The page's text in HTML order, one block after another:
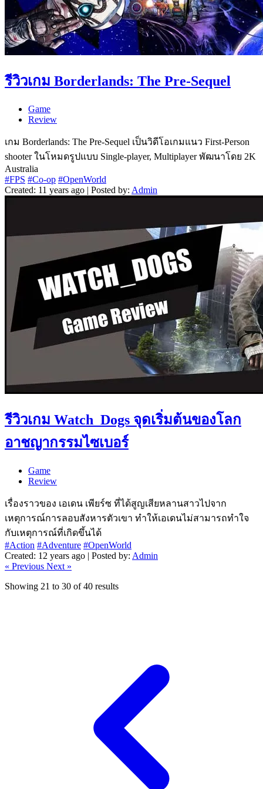
รีวิวเกม Borderlands: The Pre-Sequel
Game
Review
เกม Borderlands: The Pre-Sequel เป็นวิดีโอเกมแนว First-Person
shooter ในโหมดรูปแบบ Single-player, Multiplayer พัฒนาโดย 2K
Australia
#FPS #Co-op #OpenWorld
Created: 11 years ago | Posted by: Admin
รีวิวเกม Watch_Dogs จุดเริ่มต้นของโลก
อาชญากรรมไซเบอร์
Game
Review
เรื่องราวของ เอเดน เพียร์ซ ที่ได้สูญเสียหลานสาวไปจาก
เหตุการณ์การลอบสังหารตัวเขา ทำให้เอเดนไม่สามารถทำใจ
กับเหตุการณ์ที่เกิดขึ้นได้
#Action #Adventure #OpenWorld
Created: 12 years ago | Posted by: Admin
« Previous Next »
Showing 21 to 30 of40 results